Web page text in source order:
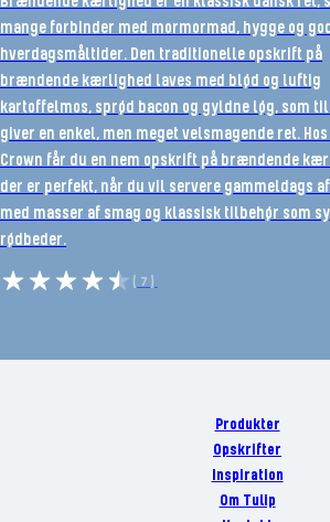
mange forbinder med mormormad, hygge og
hverdagsmåltider. Den traditionelle opskrift på
brændende kærlighed laves med blød og luftig
kartoffelmos, sprød bacon og gyldne løg, som
giver en enkel, men meget velsmagende ret. Hos
Crown får du en nem opskrift på brændende
der er perfekt, når du vil servere gammeldags
med masser af smag og klassisk tilbehør som
rødbeder.
(7)
Produkter
Opskrifter
Inspiration
Om Tulip